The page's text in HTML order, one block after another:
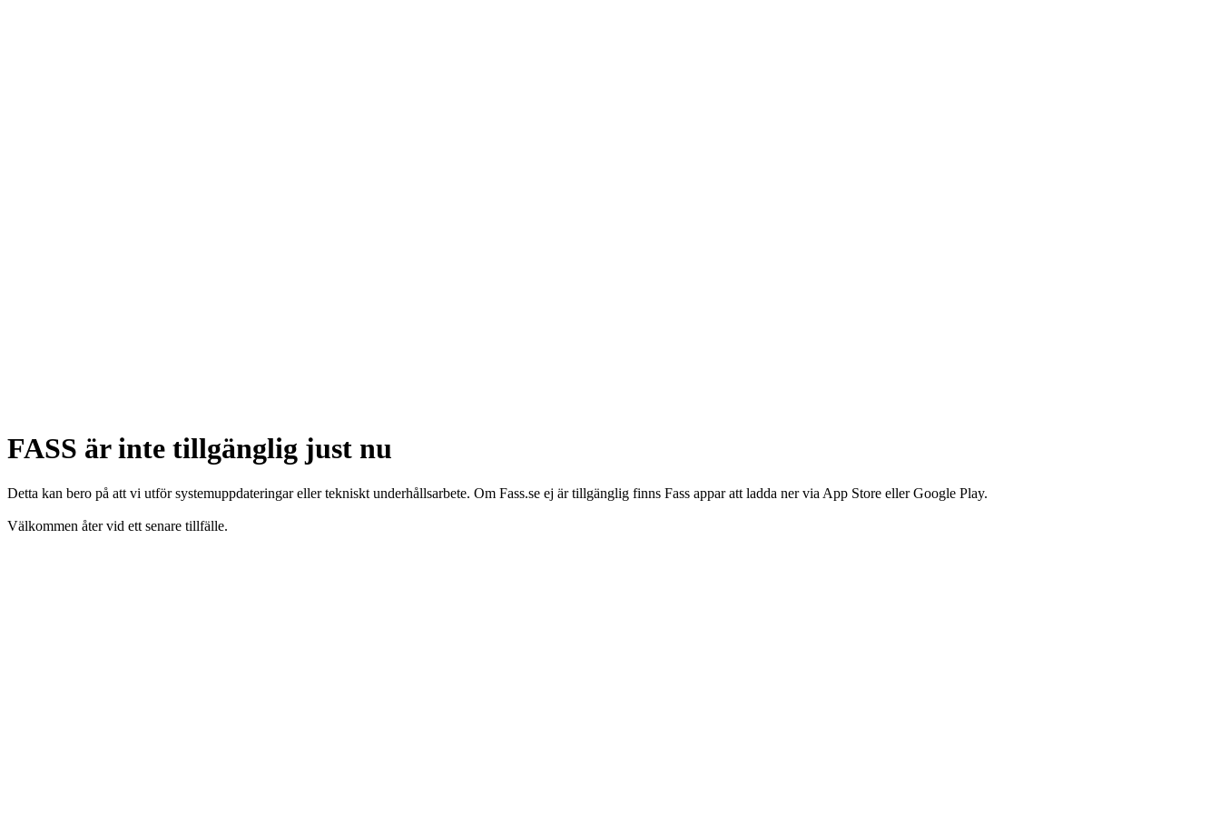
FASS är inte tillgänglig just nu
Detta kan bero på att vi utför systemuppdateringar eller tekniskt underhållsarbete. Om Fass.se ej är tillgänglig finns Fass appar att ladda ner via App Store eller Google Play.
Välkommen åter vid ett senare tillfälle.